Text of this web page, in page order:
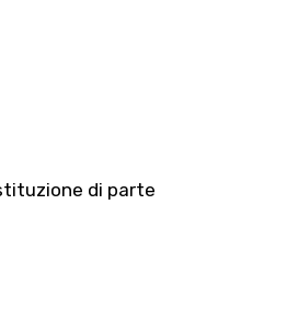
di parte